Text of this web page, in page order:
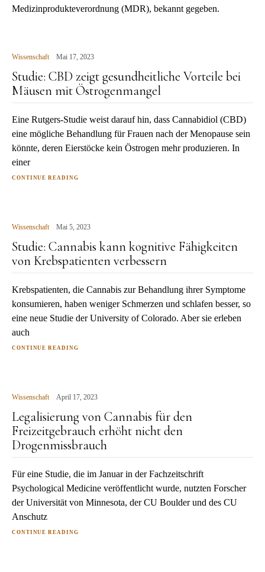
Medizinprodukteverordnung (MDR), bekannt gegeben.
Wissenschaft Mai 17, 2023
Studie: CBD zeigt gesundheitliche Vorteile bei
Mäusen mit Östrogenmangel
Eine Rutgers-Studie weist darauf hin, dass Cannabidiol (CBD)
eine mögliche Behandlung für Frauen nach der Menopause sein
könnte, deren Eierstöcke kein Östrogen mehr produzieren. In
einer
CONTINUE READING
Wissenschaft Mai 5, 2023
Studie: Cannabis kann kognitive Fähigkeiten
von Krebspatienten verbessern
Krebspatienten, die Cannabis zur Behandlung ihrer Symptome
konsumieren, haben weniger Schmerzen und schlafen besser, so
eine neue Studie der University of Colorado. Aber sie erleben
auch
CONTINUE READING
Wissenschaft April 17, 2023
Legalisierung von Cannabis für den
Freizeitgebrauch erhöht nicht den
Drogenmissbrauch
Für eine Studie, die im Januar in der Fachzeitschrift
Psychological Medicine veröffentlicht wurde, nutzten Forscher
der Universität von Minnesota, der CU Boulder und des CU
Anschutz
CONTINUE READING